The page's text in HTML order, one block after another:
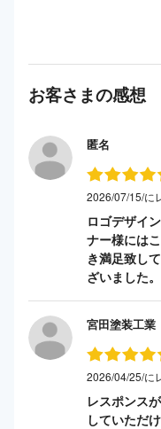
お客さまの感想
匿名
2026/07/15/に
ロゴデザイ
ナー様には
き満足致し
ざいました。
宮田塗装工業
2026/04/25/に
レスポンス
していただ